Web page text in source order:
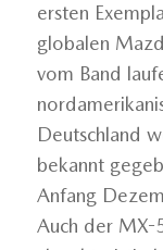
ersten
globalen
vom Band
Deutschland
bekannt
Anfang
Auch der MX-